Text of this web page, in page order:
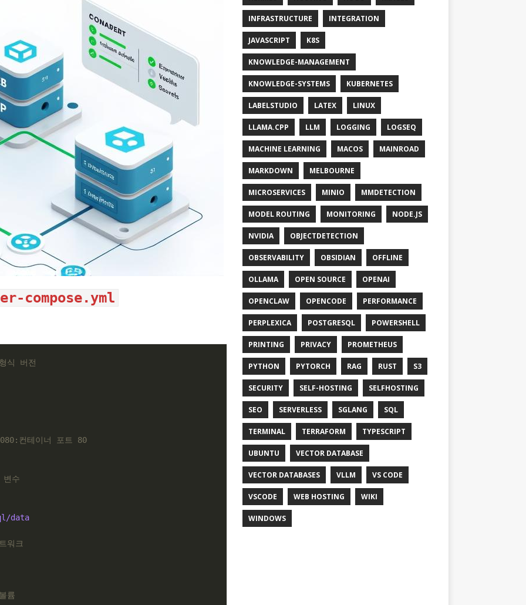
compose.yml
식 버전
컨테이너 포트 80
수
data
워크
륨
INFRASTRUCTURE INTEGRATION
JAVASCRIPT K8S
KNOWLEDGE-MANAGEMENT
KNOWLEDGE-SYSTEMS KUBERNETES
LABELSTUDIO LATEX LINUX
LLAMA.CPP LLM LOGGING LOGSEQ
MACHINE LEARNING MACOS MAINROAD
MARKDOWN MELBOURNE
MICROSERVICES MINIO MMDETECTION
MODEL ROUTING MONITORING NODE.JS
NVIDIA OBJECTDETECTION
OBSERVABILITY OBSIDIAN OFFLINE
OLLAMA OPEN SOURCE OPENAI
OPENCLAW OPENCODE PERFORMANCE
PERPLEXICA POSTGRESQL POWERSHELL
PRINTING PRIVACY PROMETHEUS
PYTHON PYTORCH RAG RUST S3
SECURITY SELF-HOSTING SELFHOSTING
SEO SERVERLESS SGLANG SQL
TERMINAL TERRAFORM TYPESCRIPT
UBUNTU VECTOR DATABASE
VECTOR DATABASES VLLM VS CODE
VSCODE WEB HOSTING WIKI
WINDOWS